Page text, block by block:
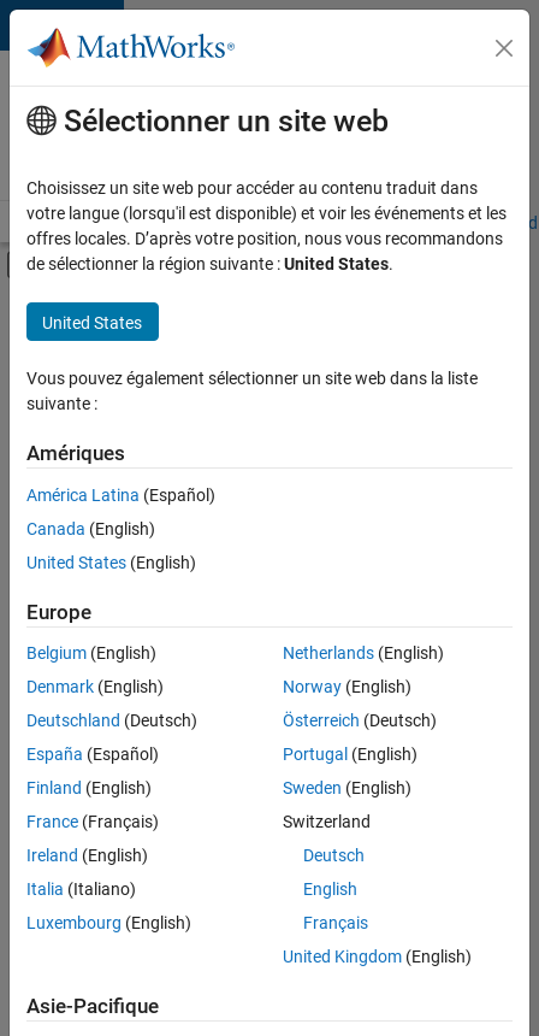
Passer au contenu
Votre
carrière
chez
Accueil Explorer nos opportunités Adresses de nos bureaux
Activer/désactiver l'affichage du menu
Contenu principal
FILTRER PAR
Gestion des programmes
Ingénierie des versions
Ingénierie des processus logiciels
Actuellement,
aucune
offre
d'emploi
correspondant
à vos
critères
de
recherche.
Vous
pouvez
élargir
votre
recherche
ou
afficher
l’ensemble
d'emploi.
Sélectionner un site web
Choisissez un site web pour accéder au contenu traduit dans
votre langue (lorsqu'il est disponible) et voir les événements et les
offres locales. D’après votre position, nous vous recommandons
de sélectionner la région suivante :United States.
United States
Vous pouvez également sélectionner un site web dans la liste
suivante :
Amériques
América Latina (Español)
Canada (English)
United States (English)
Europe
Belgium (English)
Denmark (English)
Deutschland (Deutsch)
España (Español)
Finland (English)
France (Français)
Ireland (English)
Italia (Italiano)
Luxembourg (English)
Netherlands(English)
Norway(English)
Österreich (Deutsch)
Portugal (English)
Sweden (English)
Switzerland
Deutsch
English
Français
United Kingdom(English)
Asie-Pacifique